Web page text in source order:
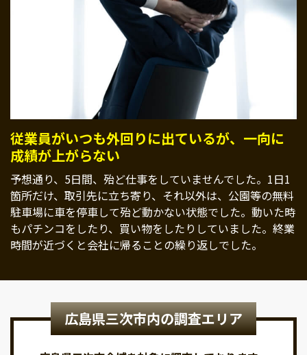
従業員がいつも外回りに出ているが、一向に
成績が上がらない
予想通り、5日間、殆ど仕事をしていませんでした。1日1
箇所だけ、取引先に立ち寄り、それ以外は、公園等の無料
駐車場に車を停車して殆ど動かない状態でした。動いた時
もパチンコをしたり、買い物をしたりしていました。終業
時間が近づくと会社に帰ることの繰り返しでした。
広島県三次市内の調査エリア